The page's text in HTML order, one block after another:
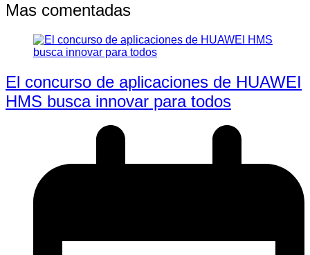
Mas comentadas
El concurso de aplicaciones de HUAWEI
HMS busca innovar para todos